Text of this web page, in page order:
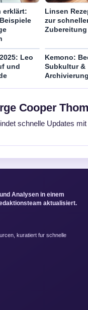
erklärt:
Linsen
zur
Zubereitung
Leo
und
Kemono:
Subkultur &
Cooper
schnelle Updates
Analysen in einem
aktualisiert.
kuratiert fur schnelle